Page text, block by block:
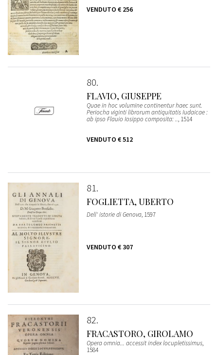
VENDUTO € 256
80
FLAVIO, GIUSEPPE
Quae in hoc volumine continentur haec sunt.
Periocha viginti librorum antiquitatis Iudaicae :
ab ipso Flauio Iosippo composita: .., 1514
VENDUTO € 512
81
FOGLIETTA, UBERTO
Dell' istorie di Genova, 1597
VENDUTO € 307
82
FRACASTORO, GIROLAMO
Opera omnia... accessit index locupletissimus,
1584